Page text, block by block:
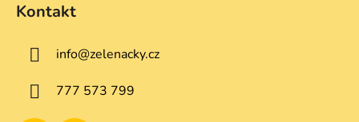
Kontakt
info@zelenacky.cz
777 573 799